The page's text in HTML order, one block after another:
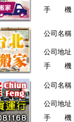
手 機
公司名稱
公司地址
手 機
公司名稱
公司地址
手 機